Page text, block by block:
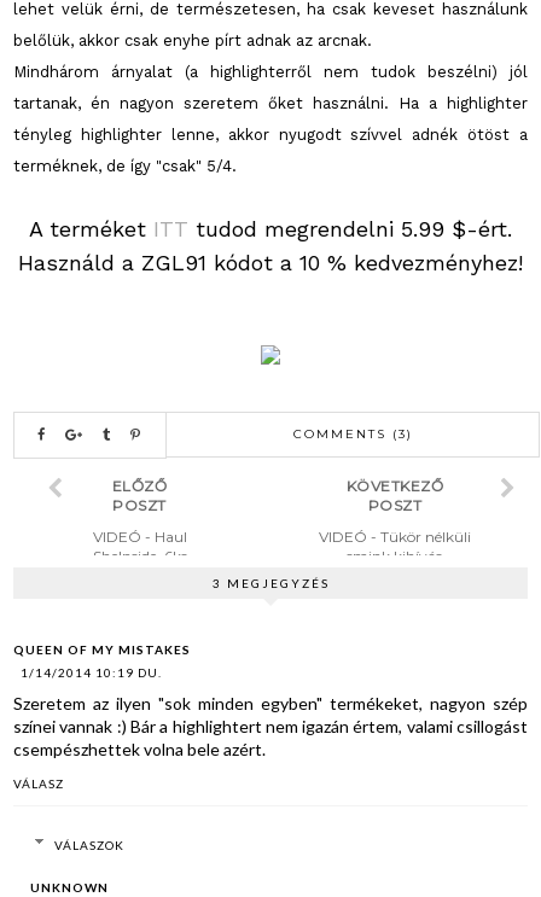
lehet velük érni, de természetesen, ha csak keveset használunk
belőlük, akkor csak enyhe pírt adnak az arcnak.
Mindhárom árnyalat (a highlighterről nem tudok beszélni) jól
tartanak, én nagyon szeretem őket használni. Ha a highlighter
tényleg highlighter lenne, akkor nyugodt szívvel adnék ötöst a
terméknek, de így "csak" 5/4.
A terméket ITT tudod megrendelni 5.99 $-ért.
Használd a ZGL91 kódot a 10 % kedvezményhez!
COMMENTS (3)
KÖVETKEZŐ
POSZT
VIDEÓ - Tükör nélküli
smink kihívás
ELŐZŐ
POSZT
VIDEÓ - Haul
SheInside, 6ks
3 MEGJEGYZÉS
QUEEN OF MY MISTAKES
1/14/2014 10:19 DU.
Szeretem az ilyen "sok minden egyben" termékeket, nagyon szép
színei vannak :) Bár a highlightert nem igazán értem, valami csillogást
csempészhettek volna bele azért.
VÁLASZ
VÁLASZOK
UNKNOWN